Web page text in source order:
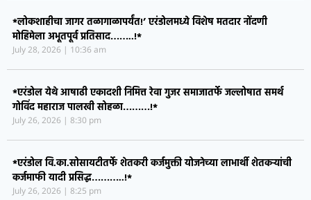
*लोकशाहीचा जागर तळागाळापर्यंत!’ एरंडोलमध्ये विशेष मतदार नोंदणी
मोहिमेला अभूतपूर्व प्रतिसाद……..!*
*एरंडोल येथे आषाढी एकादशी निमित्त रेवा गुजर समाजातर्फे जल्लोषात समर्थ
गोविंद महाराज पालखी सोहळा………!*
*एरंडोल वि.का.सोसायटीतर्फे शेतकरी कर्जमुक्ती योजनेच्या लाभार्थी शेतकऱ्यांची
कर्जमाफी यादी प्रसिद्ध………..!*